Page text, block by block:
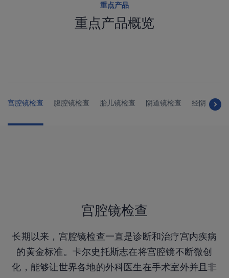
重点产品
重点产品概览
宫腔镜检查 腹腔镜检查 胎儿镜检查 阴道镜检查 经阴道内
宫腔镜检查
长期以来，宫腔镜检查一直是诊断和治疗宫内疾病
的黄金标准。卡尔史托斯志在将宫腔镜不断微创
化，能够让世界各地的外科医生在手术室外并且非